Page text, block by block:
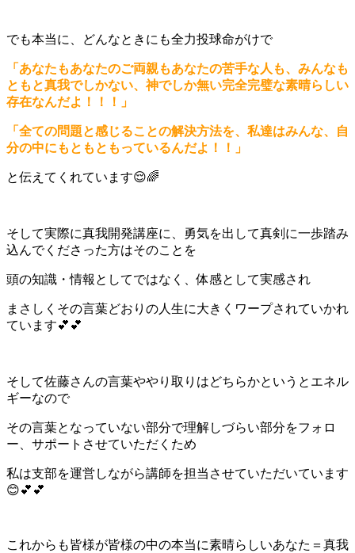
でも本当に、どんなときにも全力投球命がけで
「あなたもあなたのご両親もあなたの苦手な人も、みんなも
ともと真我でしかない、神でしか無い完全完璧な素晴らしい
存在なんだよ！！！」
「全ての問題と感じることの解決方法を、私達はみんな、自
分の中にもともともっているんだよ！！」
と伝えてくれています😌🌈
そして実際に真我開発講座に、勇気を出して真剣に一歩踏み
込んでくださった方はそのことを
頭の知識・情報としてではなく、体感として実感され
まさしくその言葉どおりの人生に大きくワープされていかれ
ています💕💕
そして佐藤さんの言葉ややり取りはどちらかというとエネル
ギーなので
その言葉となっていない部分で理解しづらい部分をフォロ
ー、サポートさせていただくため
私は支部を運営しながら講師を担当させていただいています
😊💕💕
これからも皆様が皆様の中の本当に素晴らしいあなた＝真我